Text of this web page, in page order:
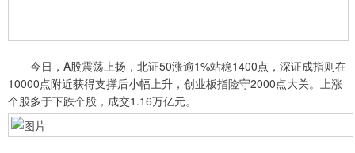
今日，A股震荡上扬，北证50涨逾1%站稳1400点，深证成指则在
10000点附近获得支撑后小幅上升，创业板指险守2000点大关。上涨
个股多于下跌个股，成交1.16万亿元。